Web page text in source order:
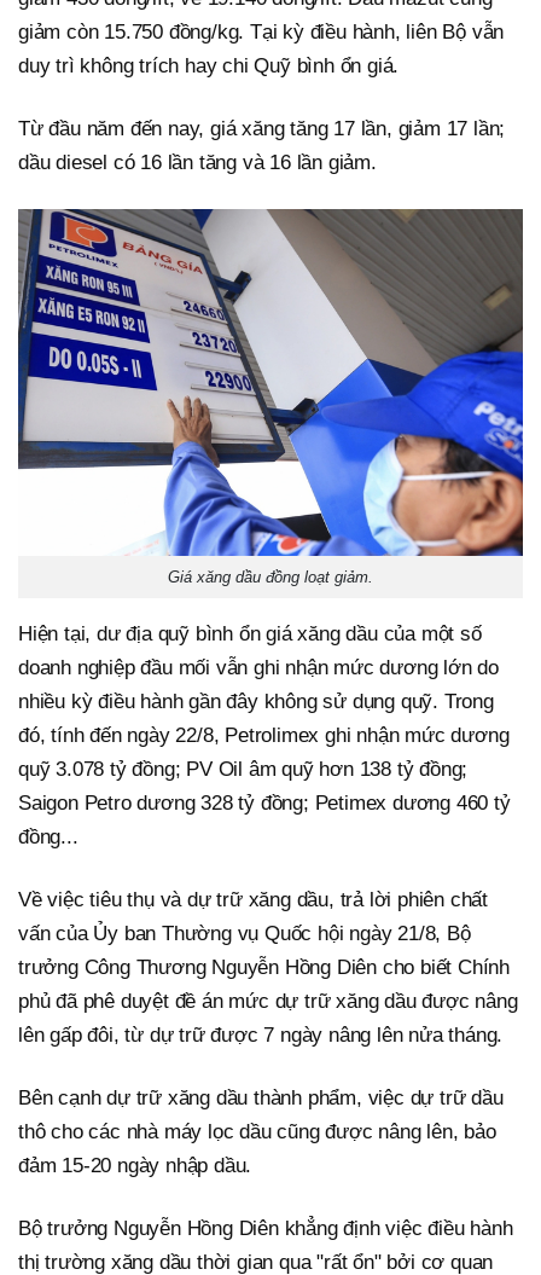
giảm còn 15.750 đồng/kg. Tại kỳ điều hành, liên Bộ vẫn
duy trì không trích hay chi Quỹ bình ổn giá.
Từ đầu năm đến nay, giá xăng tăng 17 lần, giảm 17 lần;
dầu diesel có 16 lần tăng và 16 lần giảm.
Giá xăng dầu đồng loạt giảm.
Hiện tại, dư địa quỹ bình ổn giá xăng dầu của một số
doanh nghiệp đầu mối vẫn ghi nhận mức dương lớn do
nhiều kỳ điều hành gần đây không sử dụng quỹ. Trong
đó, tính đến ngày 22/8, Petrolimex ghi nhận mức dương
quỹ 3.078 tỷ đồng; PV Oil âm quỹ hơn 138 tỷ đồng;
Saigon Petro dương 328 tỷ đồng; Petimex dương 460 tỷ
đồng...
Về việc tiêu thụ và dự trữ xăng dầu, trả lời phiên chất
vấn của Ủy ban Thường vụ Quốc hội ngày 21/8, Bộ
trưởng Công Thương Nguyễn Hồng Diên cho biết Chính
phủ đã phê duyệt đề án mức dự trữ xăng dầu được nâng
lên gấp đôi, từ dự trữ được 7 ngày nâng lên nửa tháng.
Bên cạnh dự trữ xăng dầu thành phẩm, việc dự trữ dầu
thô cho các nhà máy lọc dầu cũng được nâng lên, bảo
đảm 15-20 ngày nhập dầu.
Bộ trưởng Nguyễn Hồng Diên khẳng định việc điều hành
thị trường xăng dầu thời gian qua "rất ổn" bởi cơ quan